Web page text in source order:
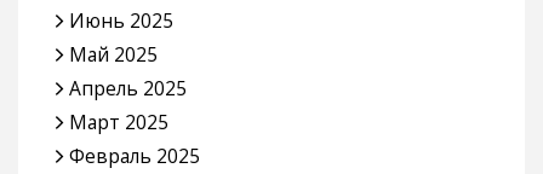
Июнь 2025
Май 2025
Апрель 2025
Март 2025
Февраль 2025